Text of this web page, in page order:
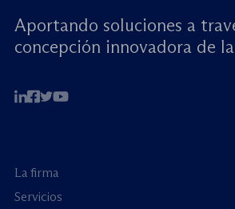
Aportando soluciones a
concepción innovadora de
La firma
Servicios